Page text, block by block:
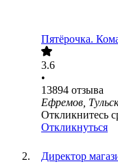
Пятёрочка.
3.6
•
13894 отзыва
Ефремов,
Откликнитесь
Откликнуться
Директор